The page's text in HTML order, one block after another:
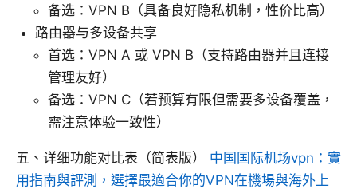
备选：VPN B（具备良好隐私机制，性价比高）
路由器与多设备共享
首选：VPN A 或 VPN B（支持路由器并且连接
管理友好）
备选：VPN C（若预算有限但需要多设备覆盖，
需注意体验一致性）
五、详细功能对比表（简表版） 中国国际机场vpn：實
用指南與評測，選擇最適合你的VPN在機場與海外上